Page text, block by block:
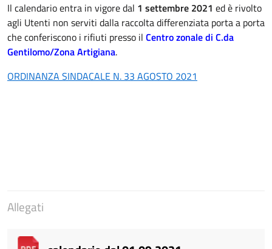
Il calendario entra in vigore dal 1 settembre 2021 ed è rivolto
agli Utenti non serviti dalla raccolta differenziata porta a porta
che conferiscono i rifiuti presso il Centro zonale di C.da
Gentilomo/Zona Artigiana.
ORDINANZA SINDACALE N. 33 AGOSTO 2021
Allegati